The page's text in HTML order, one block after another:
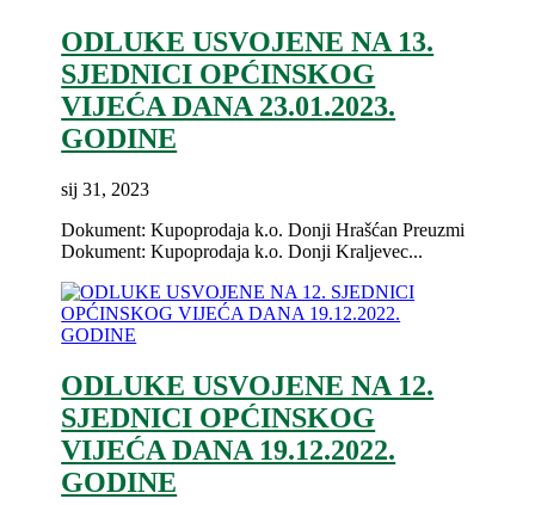
ODLUKE USVOJENE NA 13.
SJEDNICI OPĆINSKOG
VIJEĆA DANA 23.01.2023.
GODINE
sij 31, 2023
Dokument: Kupoprodaja k.o. Donji Hrašćan Preuzmi
Dokument: Kupoprodaja k.o. Donji Kraljevec...
ODLUKE USVOJENE NA 12.
SJEDNICI OPĆINSKOG
VIJEĆA DANA 19.12.2022.
GODINE